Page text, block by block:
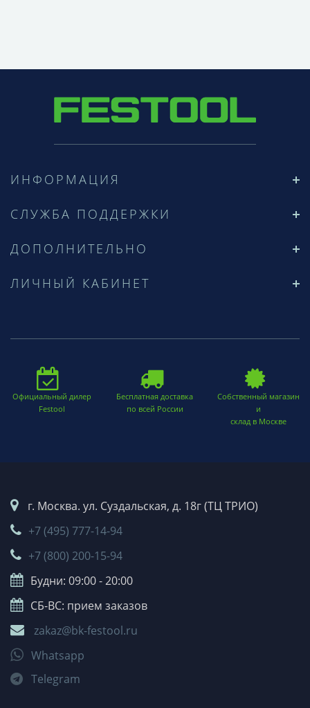
ИНФОРМАЦИЯ
СЛУЖБА ПОДДЕРЖКИ
ДОПОЛНИТЕЛЬНО
ЛИЧНЫЙ КАБИНЕТ
Официальный дилер
Festool
Бесплатная доставка
по всей России
Собственный магазин
и
склад в Москве
г. Москва. ул. Суздальская, д. 18г (ТЦ ТРИО)
+7 (495) 777-14-94
+7 (800) 200-15-94
Будни: 09:00 - 20:00
СБ-ВС: прием заказов
zakaz@bk-festool.ru
Whatsapp
Telegram